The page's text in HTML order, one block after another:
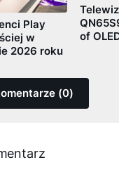
Play
w
2026 roku
of
(0)